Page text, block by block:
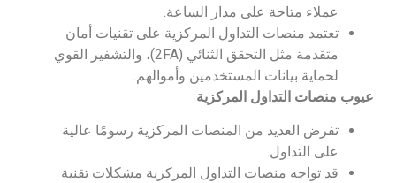
عملاء متاحة على مدار الساعة.
تعتمد منصات التداول المركزية على تقنيات أمان
متقدمة مثل التحقق الثنائي (2FA)، والتشفير القوي
لحماية بيانات المستخدمين وأموالهم.
عيوب منصات التداول المركزية
تفرض العديد من المنصات المركزية رسومًا عالية
على التداول.
قد تواجه منصات التداول المركزية مشكلات تقنية